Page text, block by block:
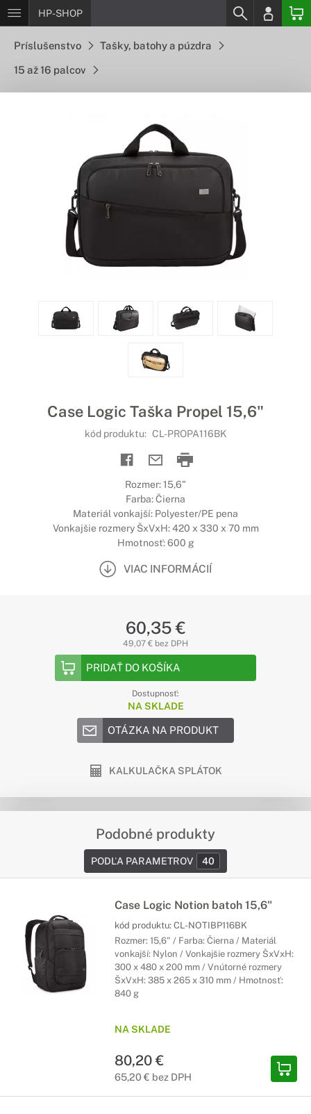
HP-SHOP
Príslušenstvo Tašky, batohy a púzdra
15 až 16 palcov
Case Logic Taška Propel 15,6"
kód produktu: CL-PROPA116BK
Rozmer: 15,6"
Farba: Čierna
Materiál vonkajší: Polyester/PE pena
Vonkajšie rozmery ŠxVxH: 420 x 330 x 70 mm
Hmotnosť: 600 g
VIAC INFORMÁCIÍ
60,35 €
49,07 € bez DPH
PRIDAŤ DO KOŠÍKA
Dostupnosť:
NA SKLADE
OTÁZKA NA PRODUKT
KALKULAČKA SPLÁTOK
Podobné produkty
PODĽA PARAMETROV 40
Case Logic Notion batoh 15,6"
kód produktu: CL-NOTIBP116BK
Rozmer: 15,6" / Farba: Čierna / Materiál
vonkajší: Nylon / Vonkajšie rozmery ŠxVxH:
300 x 480 x 200 mm / Vnútorné rozmery
ŠxVxH: 385 x 265 x 310 mm / Hmotnosť:
840 g
NA SKLADE
80,20 €
65,20 € bez DPH